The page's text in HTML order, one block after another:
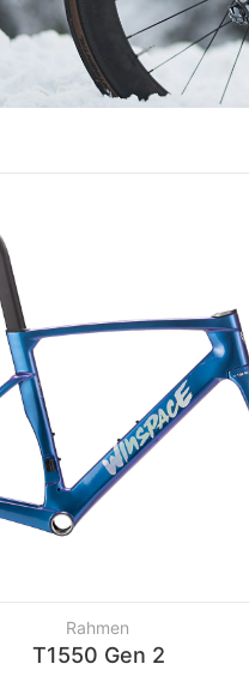
Rahmen
T1550 Gen 2